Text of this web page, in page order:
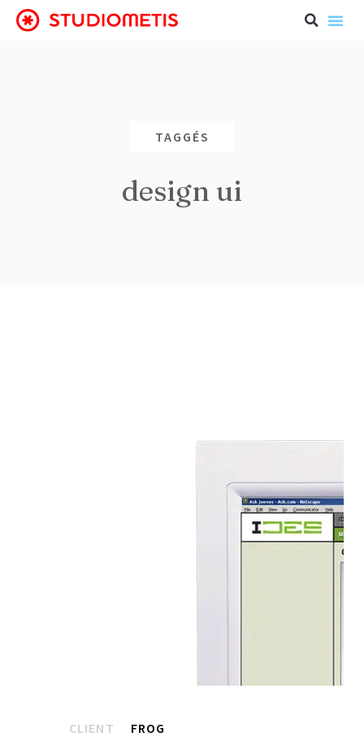
TAGGÉS
design ui
CLIENT FROG